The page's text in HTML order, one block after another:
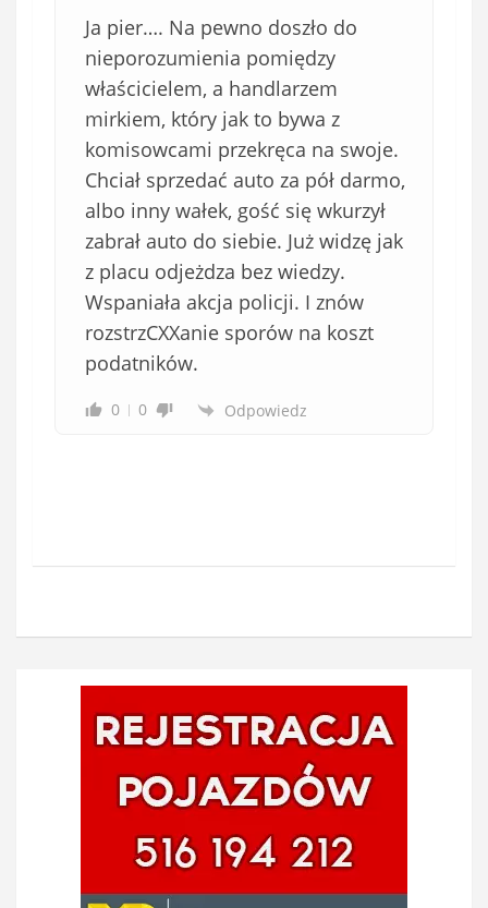
Ja pier…. Na pewno doszło do
nieporozumienia pomiędzy
właścicielem, a handlarzem
mirkiem, który jak to bywa z
komisowcami przekręca na swoje.
Chciał sprzedać auto za pół darmo,
albo inny wałek, gość się wkurzył
zabrał auto do siebie. Już widzę jak
z placu odjeżdza bez wiedzy.
Wspaniała akcja policji. I znów
rozstrzCXXanie sporów na koszt
podatników.
0 0 Odpowiedz